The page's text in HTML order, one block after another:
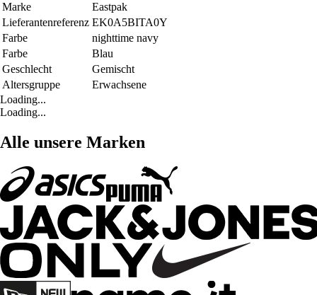
Marke
Eastpak
Lieferantenreferenz EK0A5BITA0Y
Farbe
nighttime navy
Farbe
Blau
Geschlecht
Gemischt
Altersgruppe
Erwachsene
Loading...
Loading...
Alle unsere Marken